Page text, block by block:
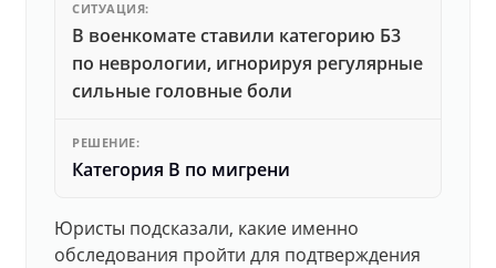
СИТУАЦИЯ:
В военкомате ставили категорию Б3
по неврологии, игнорируя регулярные
сильные головные боли
РЕШЕНИЕ:
Категория В по мигрени
Юристы подсказали, какие именно
обследования пройти для подтверждения